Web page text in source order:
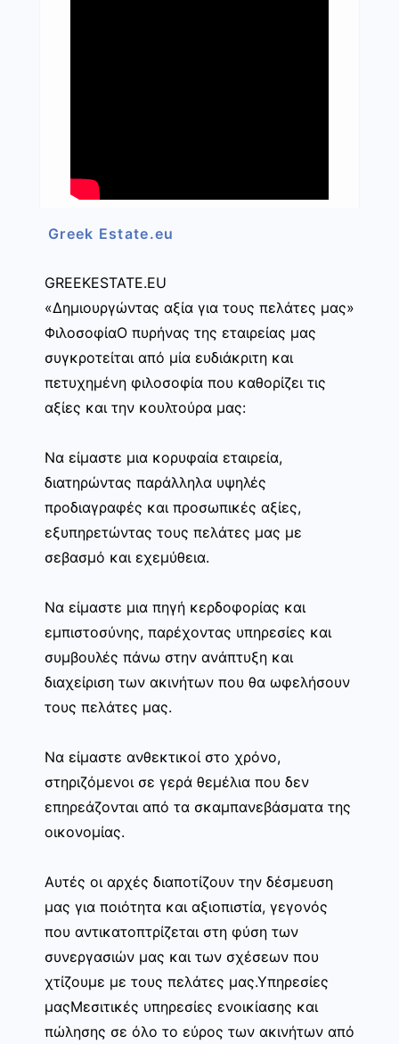
Greek Estate.eu
GREEKESTATE.EU
«Δημιουργώντας αξία για τους πελάτες μας»
ΦιλοσοφίαΟ πυρήνας της εταιρείας μας
συγκροτείται από μία ευδιάκριτη και
πετυχημένη φιλοσοφία που καθορίζει τις
αξίες και την κουλτούρα μας:
Να είμαστε μια κορυφαία εταιρεία,
διατηρώντας παράλληλα υψηλές
προδιαγραφές και προσωπικές αξίες,
εξυπηρετώντας τους πελάτες μας με
σεβασμό και εχεμύθεια.
Να είμαστε μια πηγή κερδοφορίας και
εμπιστοσύνης, παρέχοντας υπηρεσίες και
συμβουλές πάνω στην ανάπτυξη και
διαχείριση των ακινήτων που θα ωφελήσουν
τους πελάτες μας.
Να είμαστε ανθεκτικοί στο χρόνο,
στηριζόμενοι σε γερά θεμέλια που δεν
επηρεάζονται από τα σκαμπανεβάσματα της
οικονομίας.
Αυτές οι αρχές διαποτίζουν την δέσμευση
μας για ποιότητα και αξιοπιστία, γεγονός
που αντικατοπτρίζεται στη φύση των
συνεργασιών μας και των σχέσεων που
χτίζουμε με τους πελάτες μας.Υπηρεσίες
μαςΜεσιτικές υπηρεσίες ενοικίασης και
πώλησης σε όλο το εύρος των ακινήτων από